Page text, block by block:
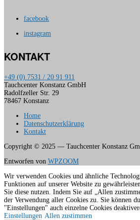
facebook
instagram
KONTAKT
+49 (0) 7531 / 20 91 911
Tauchcenter Konstanz GmbH
Radolfzeller Str. 29
78467 Konstanz
Home
Datenschutzerklärung
Kontakt
Copyright © 2025 — Tauchcenter Konstanz
Entworfen von WPZOOM
Wir verwenden Cookies und ähnliche
Funktionen auf unserer Website zu
Sie diese nutzen. Indem Sie auf „Allen
der Verwendung aller Cookies zu. Sie können
"Einstellungen" auch einzelne Cookies
Einstellungen Allen zustimmen